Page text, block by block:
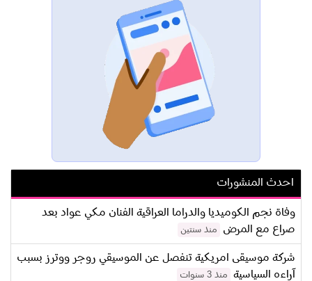
احدث المنشورات
وفاة نجم الكوميديا والدراما العراقية الفنان مكي عواد بعد
صراع مع المرض
منذ سنتين
شركة موسيقى امريكية تنفصل عن الموسيقي روجر ووترز بسبب
آراءه السياسية
منذ 3 سنوات